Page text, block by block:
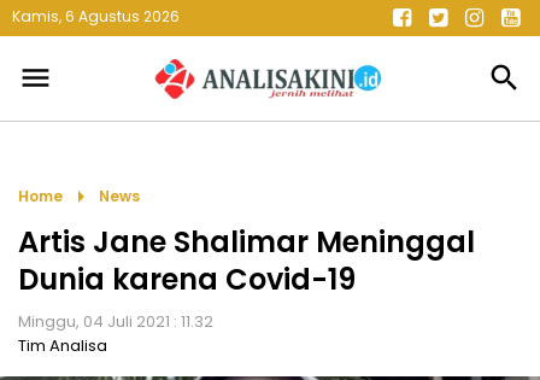
Kamis, 6 Agustus 2026
menu search
Home arrow_right News
Artis Jane Shalimar Meninggal
Dunia karena Covid-19
Minggu, 04 Juli 2021 : 11.32
Tim Analisa